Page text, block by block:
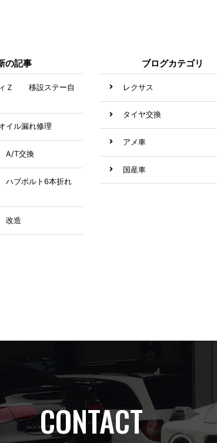
の記事
ィＺ 移設ステー自
イル漏れ修理
A/T交換
ハブボルト6本折れ
改造
ブログカテゴリ
レクサス
タイヤ交換
アメ車
国産車
リジカラ
キズ防止
CONTACT